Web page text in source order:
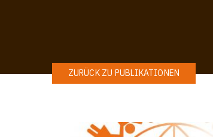
ZURÜCK ZU PUBLIKATIONEN